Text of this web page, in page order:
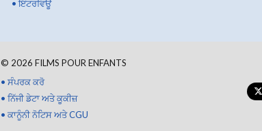
•ਇੰਟਰਵਿਊ
© 2026 FILMS POUR ENFANTS
• ਸੰਪਰਕ ਕਰੋ
• ਨਿੱਜੀ ਡੇਟਾ ਅਤੇ ਕੂਕੀਜ਼
• ਕਾਨੂੰਨੀ ਨੋਟਿਸ ਅਤੇ CGU